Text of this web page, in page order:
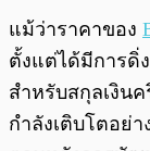
แม้ว่าราคาของ
ตั้งแต่ได้มีการดิ่
สำหรับสกุลเงินค
กำลังเติบโตอย่